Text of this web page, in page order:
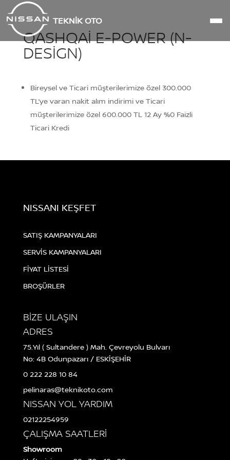
TEKNİK OTO
QASHQAI E-POWER (N-
DESIGN)
Bireysel ve Ticari müşterilerimize özel 300.000
TL’ye varan nakit alım indirimi ve Ticari
müşterilerimize özel 600.000 TL 12 Ay %0 Faizli
Ticari Kredi
NISSANI KEŞFET
SATIŞ KAMPANYALARI
SERVİS KAMPANYALARI
FİYAT LİSTESİ
BROŞÜRLER
BİZE ULAŞIN
ADRES
75.Yıl ( Sultandere ) Mah. Çevreyolu Bulvarı
No: 4B Odunpazarı / ESKİŞEHİR
0 222 228 10 84
pelinaras@teknikoto.com
NISSAN YOL YARDIM
02122254959
ÇALIŞMA SAATLERİ
Showroom